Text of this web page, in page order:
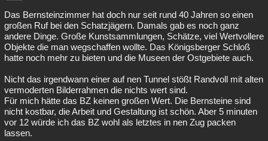
Das Bernsteinzimmer hat doch nur seit rund 40 Jahren so einen
großen Ruf bei den Schatzjägern. Damals gab es noch ganz
andere Dinge. Große Kunstsammlungen, Schätze, viel Wertvollere
Objekte die man wegschaffen wollte. Das Königsberger Schloß
hatte noch mehr zu bieten und die Museen der Ostgebiete auch.
Nicht das irgendwann einer auf nen Tunnel stößt Randvoll mit alten
vermoderten Bilderrahmen die nichts wert sind.
Für mich hätte das BZ keinen großen Wert. Die Bernsteine sind
nicht kostbar, die Arbeit und Gestaltung ist schön. Aber 5 minuten
vor 12 würde ich das BZ wohl als letztes in nen Zug packen
lassen.